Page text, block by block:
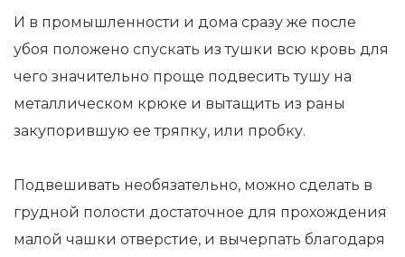
И в промышленности и дома сразу же после
убоя положено спускать из тушки всю кровь для
чего значительно проще подвесить тушу на
металлическом крюке и вытащить из раны
закупорившую ее тряпку, или пробку.
Подвешивать необязательно, можно сделать в
грудной полости достаточное для прохождения
малой чашки отверстие, и вычерпать благодаря